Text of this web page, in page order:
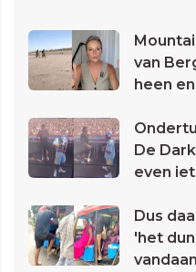
van
heen
De
even
Dus
'het
vandaan